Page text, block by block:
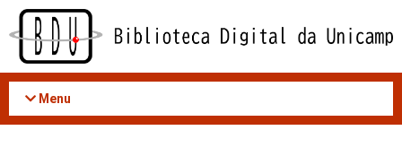
Acessar
conteúdo
Menu